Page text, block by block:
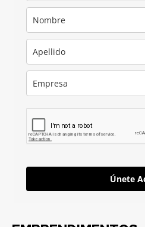
Únete